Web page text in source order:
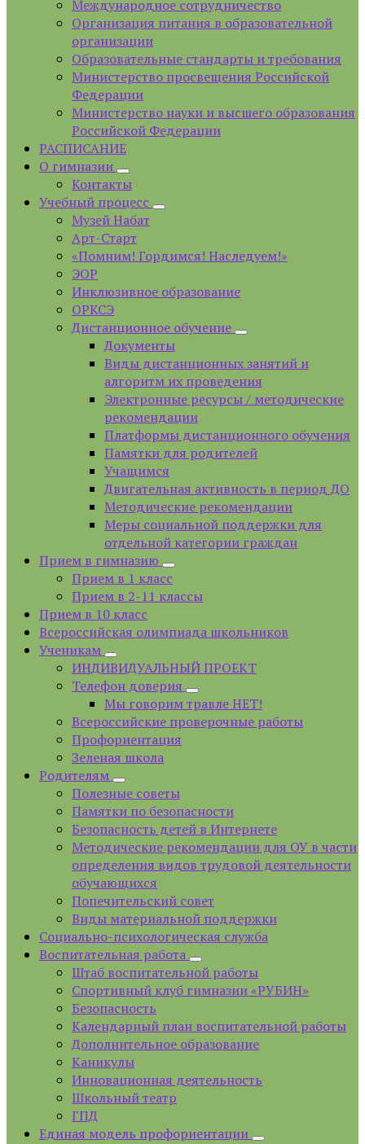
Международное сотрудничество
Организация питания в образовательной
организации
Образовательные стандарты и требования
Министерство просвещения Российской
Федерации
Министерство науки и высшего образования
Российской Федерации
РАСПИСАНИЕ
О гимназии
Контакты
Учебный процесс
Музей Набат
Арт-Старт
«Помним! Гордимся! Наследуем!»
ЭОР
Инклюзивное образование
ОРКСЭ
Дистанционное обучение
Документы
Виды дистанционных занятий и
алгоритм их проведения
Электронные ресурсы / методические
рекомендации
Платформы дистанционного обучения
Памятки для родителей
Учащимся
Двигательная активность в период ДО
Методические рекомендации
Меры социальной поддержки для
отдельной категории граждан
Прием в гимназию
Прием в 1 класс
Прием в 2-11 классы
Прием в 10 класс
Всероссийская олимпиада школьников
Ученикам
ИНДИВИДУАЛЬНЫЙ ПРОЕКТ
Телефон доверия
Мы говорим травле НЕТ!
Всероссийские проверочные работы
Профориентация
Зеленая школа
Родителям
Полезные советы
Памятки по безопасности
Безопасность детей в Интернете
Методические рекомендации для ОУ в части
определения видов трудовой деятельности
обучающихся
Попечительский совет
Виды материальной поддержки
Социально-психологическая служба
Воспитательная работа
Штаб воспитательной работы
Спортивный клуб гимназии «РУБИН»
Безопасность
Календарный план воспитательной работы
Дополнительное образование
Каникулы
Инновационная деятельность
Школьный театр
ГПД
Единая модель профориентации